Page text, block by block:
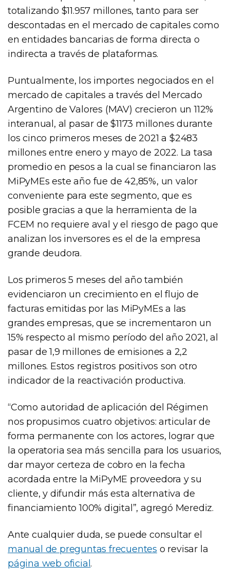
totalizando $11.957 millones, tanto para ser
descontadas en el mercado de capitales como
en entidades bancarias de forma directa o
indirecta a través de plataformas.
Puntualmente, los importes negociados en el
mercado de capitales a través del Mercado
Argentino de Valores (MAV) crecieron un 112%
interanual, al pasar de $1173 millones durante
los cinco primeros meses de 2021 a $2483
millones entre enero y mayo de 2022. La tasa
promedio en pesos a la cual se financiaron las
MiPyMEs este año fue de 42,85%, un valor
conveniente para este segmento, que es
posible gracias a que la herramienta de la
FCEM no requiere aval y el riesgo de pago que
analizan los inversores es el de la empresa
grande deudora.
Los primeros 5 meses del año también
evidenciaron un crecimiento en el flujo de
facturas emitidas por las MiPyMEs a las
grandes empresas, que se incrementaron un
15% respecto al mismo período del año 2021, al
pasar de 1,9 millones de emisiones a 2,2
millones. Estos registros positivos son otro
indicador de la reactivación productiva.
“Como autoridad de aplicación del Régimen
nos propusimos cuatro objetivos: articular de
forma permanente con los actores, lograr que
la operatoria sea más sencilla para los usuarios,
dar mayor certeza de cobro en la fecha
acordada entre la MiPyME proveedora y su
cliente, y difundir más esta alternativa de
financiamiento 100% digital”, agregó Merediz.
Ante cualquier duda, se puede consultar el
manual de preguntas frecuentes o revisar la
página web oficial.